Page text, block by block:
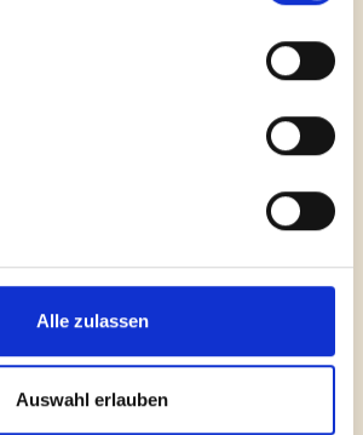
Alle zulassen
Auswahl erlauben